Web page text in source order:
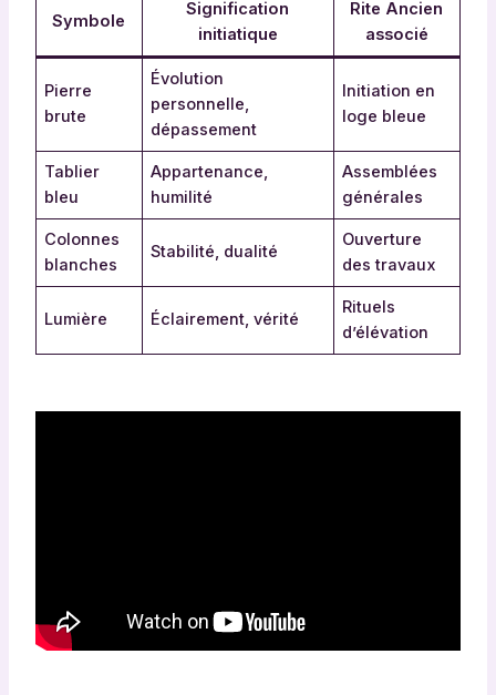
Symbole
Signification
initiatique
Rite Ancien
associé
Pierre
brute
Évolution
personnelle,
dépassement
Initiation en
loge bleue
Tablier
bleu
Appartenance,
humilité
Assemblées
générales
Colonnes
blanches
Stabilité, dualité
Ouverture
des travaux
Lumière Éclairement, vérité
Rituels
d’élévation